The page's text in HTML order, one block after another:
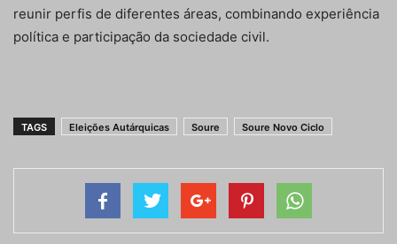
reunir perfis de diferentes áreas, combinando experiência
política e participação da sociedade civil.
TAGS Eleições Autárquicas Soure Soure Novo Ciclo